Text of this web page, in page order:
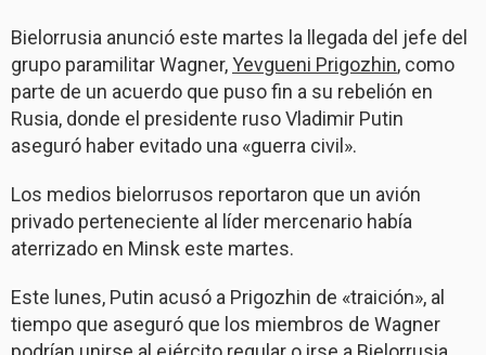
Bielorrusia anunció este martes la llegada del jefe del
grupo paramilitar Wagner,Yevgueni Prigozhin, como
parte de un acuerdo que puso fin a su rebelión en
Rusia, donde el presidente ruso Vladimir Putin
aseguró haber evitado una «guerra civil».
Los medios bielorrusos reportaron que un avión
privado perteneciente al líder mercenario había
aterrizado en Minsk este martes.
Este lunes, Putin acusó a Prigozhin de «traición», al
tiempo que aseguró que los miembros de Wagner